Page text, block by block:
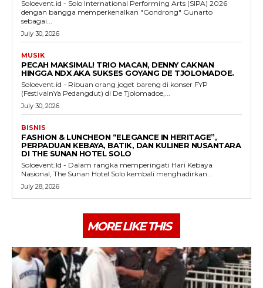
Soloevent.id - Solo International Performing Arts (SIPA) 2026
dengan bangga memperkenalkan "Gondrong" Gunarto
sebagai...
July 30, 2026
MUSIK
PECAH MAKSIMAL! TRIO MACAN, DENNY CAKNAN
HINGGA NDX AKA SUKSES GOYANG DE TJOLOMADOE.
Soloevent.id - Ribuan orang joget bareng di konser FYP
(FestivalnYa Pedangdut) di De Tjolomadoe,...
July 30, 2026
BISNIS
FASHION & LUNCHEON “ELEGANCE IN HERITAGE”,
PERPADUAN KEBAYA, BATIK, DAN KULINER NUSANTARA
DI THE SUNAN HOTEL SOLO
Soloevent.Id - Dalam rangka memperingati Hari Kebaya
Nasional, The Sunan Hotel Solo kembali menghadirkan...
July 28, 2026
MORE LIKE THIS